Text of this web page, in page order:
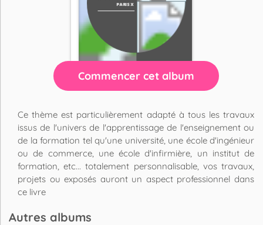
Commencer cet album
Ce thème est particulièrement adapté à tous les travaux
issus de l'univers de l'apprentissage de l'enseignement ou
de la formation tel qu'une université, une école d'ingénieur
ou de commerce, une école d'infirmière, un institut de
formation, etc... totalement personnalisable, vos travaux,
projets ou exposés auront un aspect professionnel dans
ce livre
Autres albums